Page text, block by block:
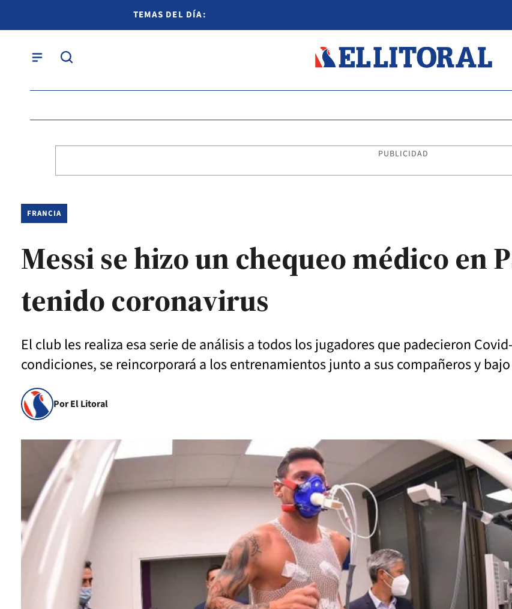
TEMAS DEL DÍA:
PUBLICIDAD
FRANCIA
Messi se hizo un chequeo médico en
tenido coronavirus
El club les realiza esa serie de análisis a todos los jugadores que padecieron
condiciones, se reincorporará a los entrenamientos junto a sus compañeros y
Por El Litoral